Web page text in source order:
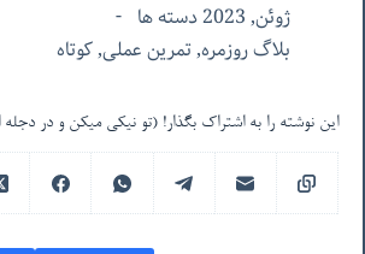
ژوئن, 2023 دسته ها
بلاگ روزمره,تمرین عملی,کوتاه
این نوشته را به اشتراک بگذار! (تو نیکی میکن و در دجله